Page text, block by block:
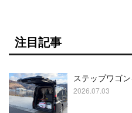
注目記事
ステップワゴ
2026.07.03